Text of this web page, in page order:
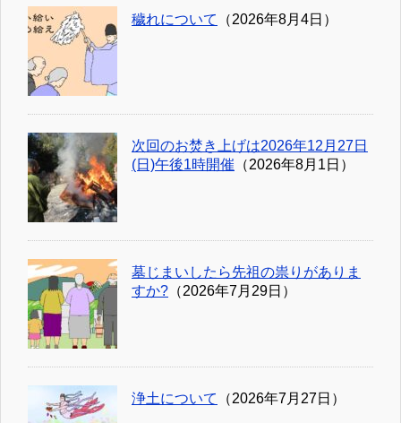
穢れについて （2026年8月4日）
次回のお焚き上げは2026年12月27日
(日)午後1時開催 （2026年8月1日）
墓じまいしたら先祖の祟りがありま
すか? （2026年7月29日）
浄土について （2026年7月27日）